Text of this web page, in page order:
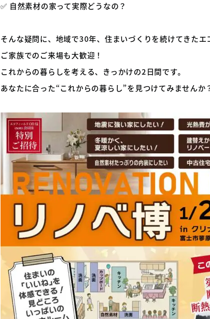
✅ 自然素材の家って実際どうなの？
そんな疑問に、地域で30年、住まいづくりを続けてきたエ
ご家族でのご来場も大歓迎！
これからの暮らしを考える、きっかけの2日間です。
あなたに合った“これからの暮らし”を見つけてみませんか